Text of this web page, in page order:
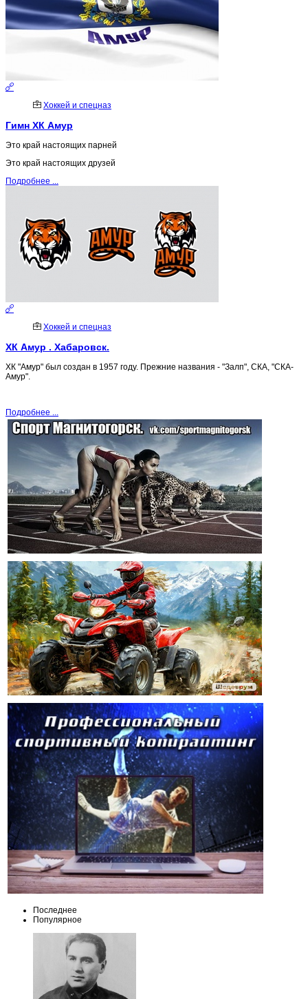
Хоккей и спецназ
Гимн ХК Амур
Это край настоящих парней
Это край настоящих друзей
Подробнее ...
Хоккей и спецназ
ХК Амур . Хабаровск.
ХК "Амур" был создан в 1957 году. Прежние названия - "Залп", СКА, "СКА-
Амур".
Подробнее ...
Последнее
Популярное